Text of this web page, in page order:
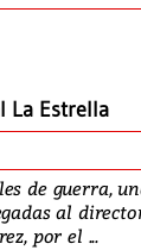
La Estrella
de guerra,
al
por el ...